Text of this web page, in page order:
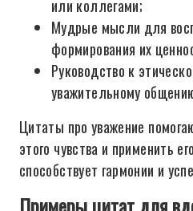
или коллегами;
Мудрые мысли для
формирования их
Руководство к
уважительному
Цитаты про уважение
этого чувства и применить
способствует гармонии и